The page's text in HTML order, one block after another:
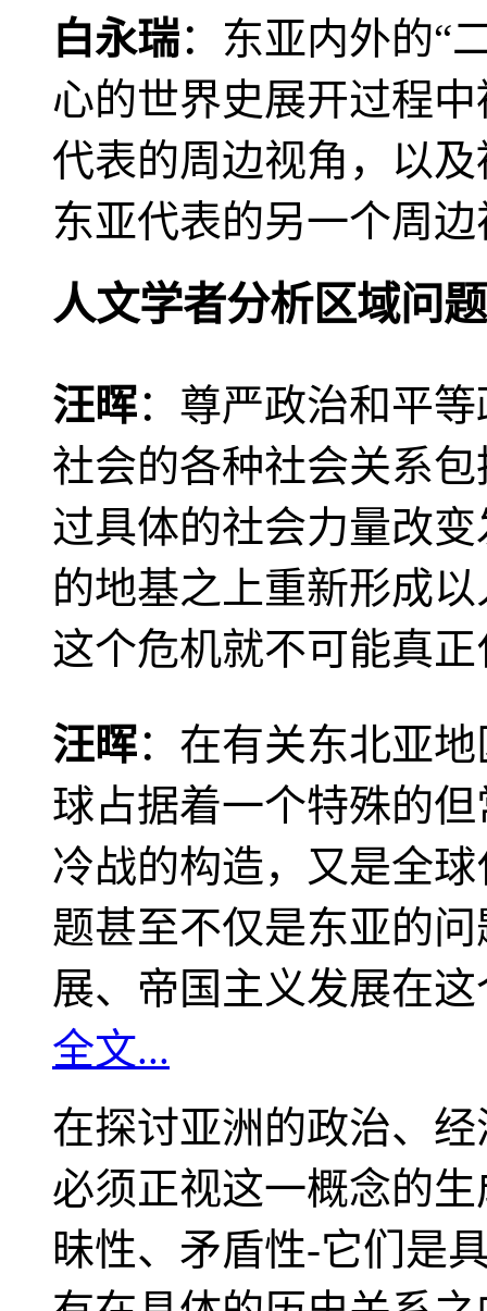
白永瑞：东亚内外的“
心的世界史展开过程
代表的周边视角，以
东亚代表的另一个周
人文学者分析区域问题
汪晖：尊严政治和平
社会的各种社会关系
过具体的社会力量改
的地基之上重新形成
这个危机就不可能真
汪晖：在有关东北亚
球占据着一个特殊的
冷战的构造，又是全
题甚至不仅是东亚的
展、帝国主义发展在
全文...
在探讨亚洲的政治、
必须正视这一概念的
昧性、矛盾性-它们是